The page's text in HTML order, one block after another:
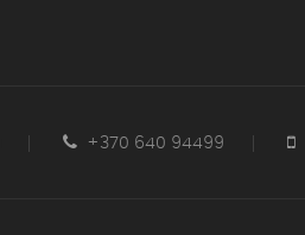
+370 640 94499